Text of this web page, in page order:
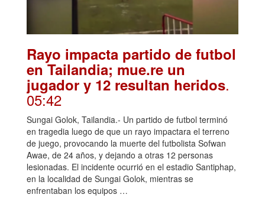
Rayo impacta partido de futbol
en Tailandia; mue.re un
jugador y 12 resultan heridos.
05:42
Sungai Golok, Tailandia.- Un partido de futbol terminó
en tragedia luego de que un rayo impactara el terreno
de juego, provocando la muerte del futbolista Sofwan
Awae, de 24 años, y dejando a otras 12 personas
lesionadas. El incidente ocurrió en el estadio Santiphap,
en la localidad de Sungai Golok, mientras se
enfrentaban los equipos …